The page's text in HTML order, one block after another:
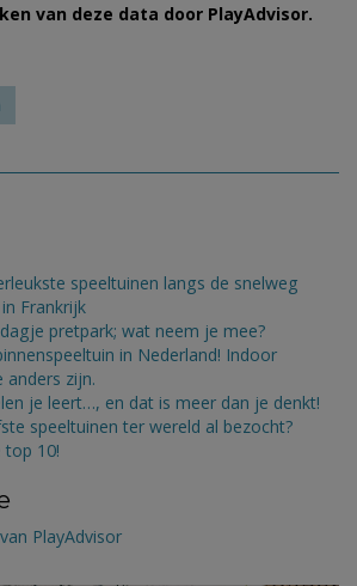
van deze data door PlayAdvisor.
speeltuinen langs de snelweg
Frankrijk
pretpark; wat neem je mee?
in Nederland! Indoor
anders zijn.
je leert…, en dat is meer dan je denkt!
speeltuinen ter wereld al bezocht?
top 10!
PlayAdvisor